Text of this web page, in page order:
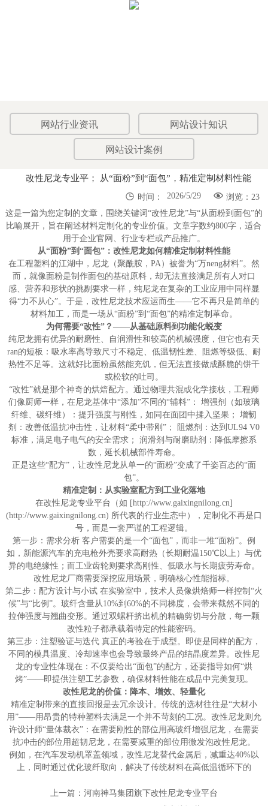
网站行业资讯 网站设计知识
网站设计案例
改性尼龙专业平； 从“面粉”到“面包”，精准定制材料性能
 浏览：23
 时间：
2026/5/29
这是一篇为您定制的文章，围绕关键词“改性尼龙”与“从面粉到面包”的
比喻展开，旨在阐述材料定制化的专业价值。文章字数约800字，适合
用于企业官网、行业专栏或产品推广。
从“面粉”到“面包”：改性尼龙如何精准定制材料性能
在工程塑料的江湖中，尼龙（聚酰胺，PA）被誉为“万neng材料”。然
而，就像面粉是制作面包的基础原料，却无法直接满足所有人对口
感、营养和形状的挑剔要求一样，纯尼龙在复杂的工业应用中同样显
得“力不从心”。于是，改性尼龙技术应运而生——它不再只是简单的
材料加工，而是一场从“面粉”到“面包”的精准定制革命。
为何需要“改性”？——从基础原料到功能化蜕变
纯尼龙拥有优异的耐磨性、自润滑性和较高的机械强度，但它也有天
ran的短板：吸水率高导致尺寸不稳定、低温韧性差、阻燃等级低、耐
热性不足等。这就好比面粉虽然能充饥，但无法直接做成酥脆的饼干
或松软的吐司。
“改性”就是那个神奇的烘焙配方。通过物理共混或化学接枝，工程师
们像厨师一样，在尼龙基体中“添加”不同的“辅料”： 增强剂（如玻璃
纤维、碳纤维）：提升强度与刚性，如同在面团中揉入坚果； 增韧
剂：改善低温抗冲击性，让材料“柔中带刚”； 阻燃剂：达到UL94 V0
标准，满足电子电气的安全需求； 润滑剂与耐磨助剂：降低摩擦系
数，延长机械部件寿命。
正是这些“配方”，让改性尼龙从单一的“面粉”变成了千姿百态的“面
包”。
精准定制：从实验室配方到工业化落地
在改性尼龙专业平台（如 [http://www.gaixingnilong.cn]
(http://www.gaixingnilong.cn) 所代表的行业生态中），定制化不再是口
号，而是一套严谨的工程逻辑。
第一步：需求分析 客户需要的是一个“面包”，而非一堆“面粉”。例
如，新能源汽车的充电枪外壳要求高耐热（长期耐温150℃以上）与优
异的电绝缘性；而工业齿轮则要求高刚性、低吸水与长期疲劳寿命。
改性尼龙厂商需要深挖应用场景，明确核心性能指标。
第二步：配方设计与小试 在实验室中，技术人员像烘焙师一样控制“火
候”与“比例”。玻纤含量从10%到60%的不同梯度，会带来截然不同的
拉伸强度与翘曲变形。通过双螺杆挤出机的精确剪切与分散，每一颗
改性粒子都承载着特定的性能密码。
第三步：注塑验证与迭代 真正的考验在于成型。即使是同样的配方，
不同的模具温度、冷却速率也会导致最终产品的结晶度差异。改性尼
龙的专业性体现在：不仅要给出“面包”的配方，还要指导如何“烘
烤”——即提供注塑工艺参数，确保材料性能在成品中完美复现。
改性尼龙的价值：降本、增效、轻量化
精准定制带来的直接回报是去冗余设计。传统的选材往往是“大材小
用”——用昂贵的特种塑料去满足一个并不苛刻的工况。改性尼龙则允
许设计师“量体裁衣”：在需要刚性的部位用高玻纤增强尼龙，在需要
抗冲击的部位用超韧尼龙，在需要减重的部位用微发泡改性尼龙。
例如，在汽车发动机罩盖领域，改性尼龙替代金属后，减重达40%以
上，同时通过优化玻纤取向，解决了传统材料在高低温循环下的
上一篇： 河南神马集团旗下改性尼龙专业平台